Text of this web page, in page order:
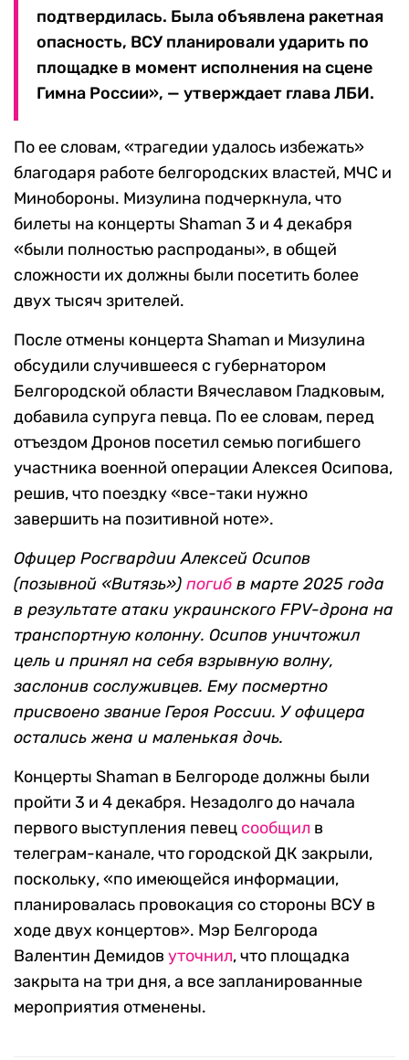
подтвердилась. Была объявлена ракетная
опасность, ВСУ планировали ударить по
площадке в момент исполнения на сцене
Гимна России», — утверждает глава ЛБИ.
По ее словам, «трагедии удалось избежать»
благодаря работе белгородских властей, МЧС и
Минобороны. Мизулина подчеркнула, что
билеты на концерты Shaman 3 и 4 декабря
«были полностью распроданы», в общей
сложности их должны были посетить более
двух тысяч зрителей.
После отмены концерта Shaman и Мизулина
обсудили случившееся с губернатором
Белгородской области Вячеславом Гладковым,
добавила супруга певца. По ее словам, перед
отъездом Дронов посетил семью погибшего
участника военной операции Алексея Осипова,
решив, что поездку «все-таки нужно
завершить на позитивной ноте».
Офицер Росгвардии Алексей Осипов
(позывной «Витязь») погибв марте 2025 года
в результате атаки украинского FPV-дрона на
транспортную колонну. Осипов уничтожил
цель и принял на себя взрывную волну,
заслонив сослуживцев. Ему посмертно
присвоено звание Героя России. У офицера
остались жена и маленькая дочь.
Концерты Shaman в Белгороде должны были
пройти 3 и 4 декабря. Незадолго до начала
первого выступления певец сообщил в
телеграм-канале, что городской ДК закрыли,
поскольку, «по имеющейся информации,
планировалась провокация со стороны ВСУ в
ходе двух концертов». Мэр Белгорода
Валентин Демидов уточнил, что площадка
закрыта на три дня, а все запланированные
мероприятия отменены.